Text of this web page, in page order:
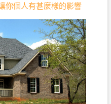
你個人有甚麼樣的影響